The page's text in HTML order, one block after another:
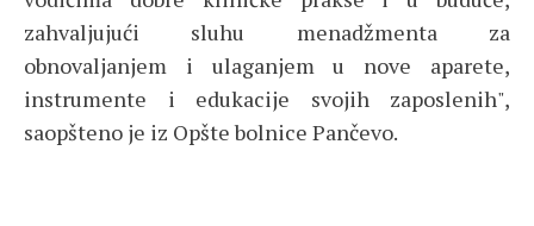
zahvaljujući sluhu menadžmenta za
obnovaljanjem i ulaganjem u nove aparete,
instrumente i edukacije svojih zaposlenih",
saopšteno je iz Opšte bolnice Pančevo.